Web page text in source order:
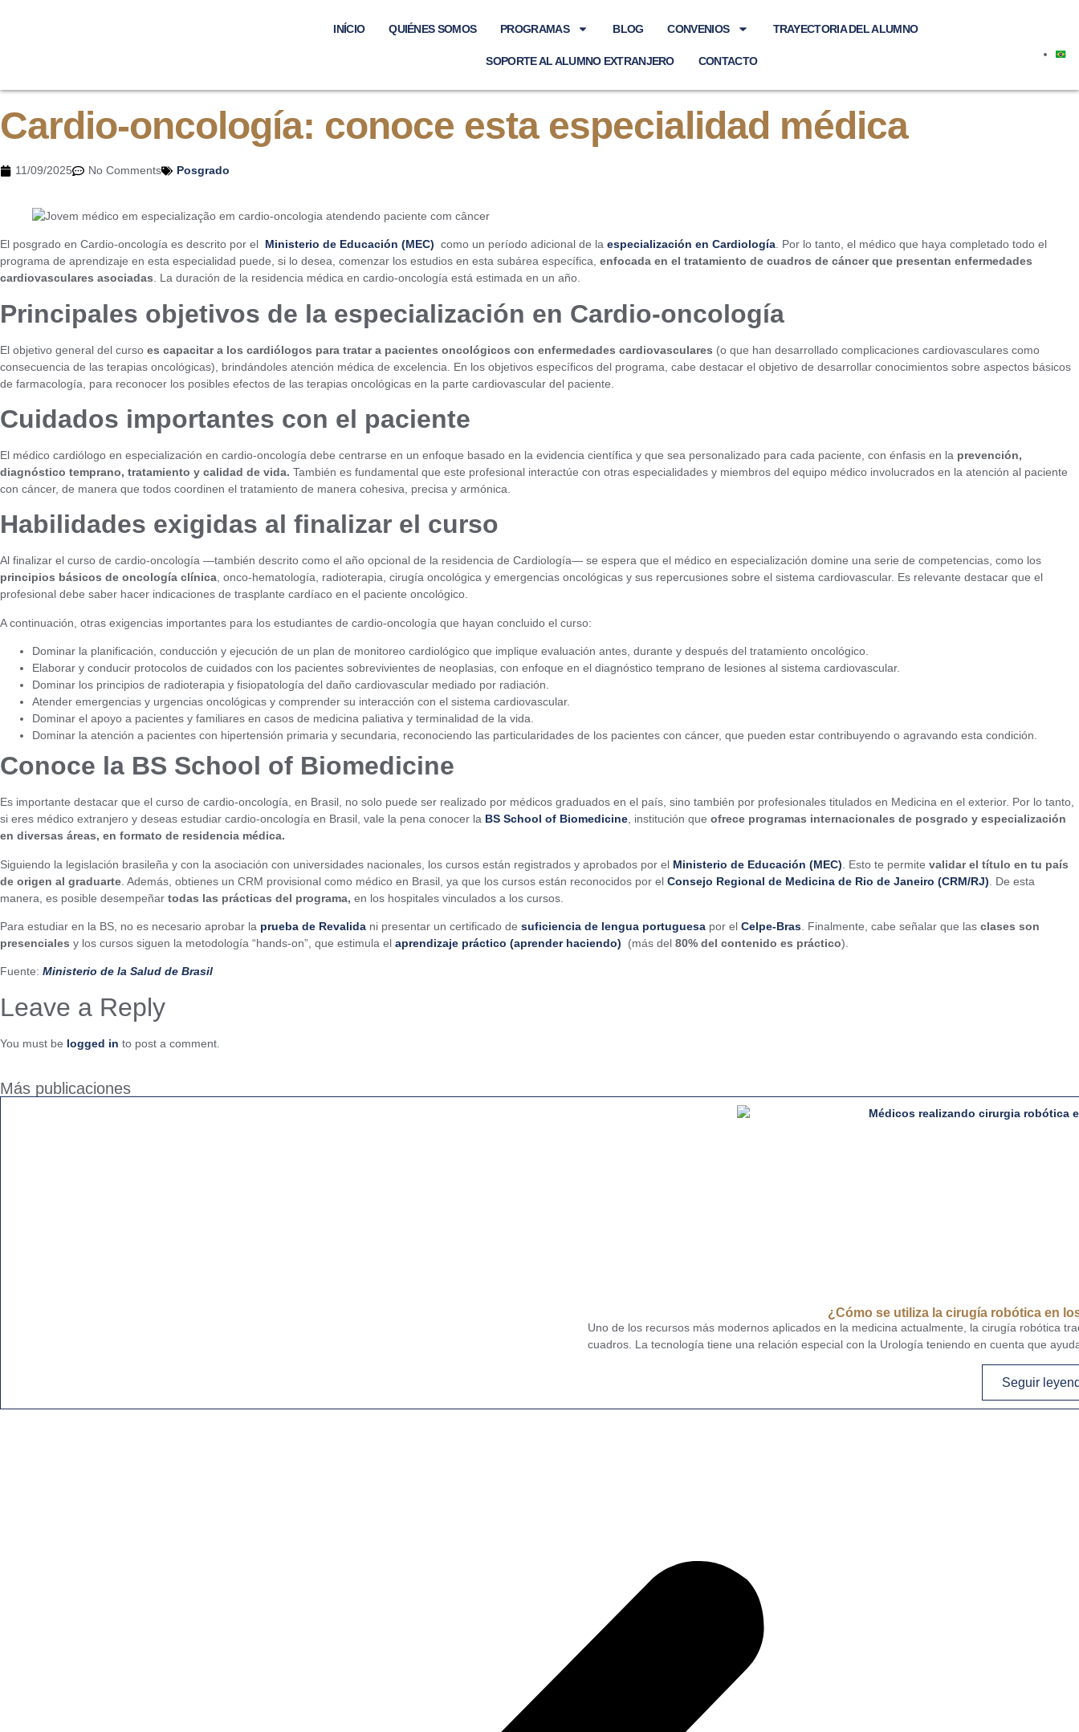
INÍCIO QUIÉNES SOMOS PROGRAMAS BLOG CONVENIOS TRAYECTORIA DEL ALUMNO
SOPORTE AL ALUMNO EXTRANJERO CONTACTO
Cardio-oncología: conoce esta especialidad médica
11/09/2025 No Comments Posgrado
El posgrado en Cardio-oncología es descrito por el Ministerio de Educación (MEC) como un período adicional de la especialización en Cardiología . Por lo tanto, el médico que haya completado todo el
programa de aprendizaje en esta especialidad puede, si lo desea, comenzar los estudios en esta subárea específica, enfocada en el tratamiento de cuadros de cáncer que presentan enfermedades
cardiovasculares asociadas . La duración de la residencia médica en cardio-oncología está estimada en un año.
Principales objetivos de la especialización en Cardio-oncología
El objetivo general del curso es capacitar a los cardiólogos para tratar a pacientes oncológicos con enfermedades cardiovasculares (o que han desarrollado complicaciones cardiovasculares como
consecuencia de las terapias oncológicas), brindándoles atención médica de excelencia. En los objetivos específicos del programa, cabe destacar el objetivo de desarrollar conocimientos sobre aspectos básicos
de farmacología, para reconocer los posibles efectos de las terapias oncológicas en la parte cardiovascular del paciente.
Cuidados importantes con el paciente
El médico cardiólogo en especialización en cardio-oncología debe centrarse en un enfoque basado en la evidencia científica y que sea personalizado para cada paciente, con énfasis en la prevención,
diagnóstico temprano, tratamiento y calidad de vida. También es fundamental que este profesional interactúe con otras especialidades y miembros del equipo médico involucrados en la atención al paciente
con cáncer, de manera que todos coordinen el tratamiento de manera cohesiva, precisa y armónica.
Habilidades exigidas al finalizar el curso
Al finalizar el curso de cardio-oncología —también descrito como el año opcional de la residencia de Cardiología— se espera que el médico en especialización domine una serie de competencias, como los
principios básicos de oncología clínica, onco-hematología, radioterapia, cirugía oncológica y emergencias oncológicas y sus repercusiones sobre el sistema cardiovascular. Es relevante destacar que el
profesional debe saber hacer indicaciones de trasplante cardíaco en el paciente oncológico.
A continuación, otras exigencias importantes para los estudiantes de cardio-oncología que hayan concluido el curso:
Dominar la planificación, conducción y ejecución de un plan de monitoreo cardiológico que implique evaluación antes, durante y después del tratamiento oncológico.
Elaborar y conducir protocolos de cuidados con los pacientes sobrevivientes de neoplasias, con enfoque en el diagnóstico temprano de lesiones al sistema cardiovascular.
Dominar los principios de radioterapia y fisiopatología del daño cardiovascular mediado por radiación.
Atender emergencias y urgencias oncológicas y comprender su interacción con el sistema cardiovascular.
Dominar el apoyo a pacientes y familiares en casos de medicina paliativa y terminalidad de la vida.
Dominar la atención a pacientes con hipertensión primaria y secundaria, reconociendo las particularidades de los pacientes con cáncer, que pueden estar contribuyendo o agravando esta condición.
Conoce la BS School of Biomedicine
Es importante destacar que el curso de cardio-oncología, en Brasil, no solo puede ser realizado por médicos graduados en el país, sino también por profesionales titulados en Medicina en el exterior. Por lo tanto,
si eres médico extranjero y deseas estudiar cardio-oncología en Brasil, vale la pena conocer la BS School of Biomedicine , institución que ofrece programas internacionales de posgrado y especialización
en diversas áreas, en formato de residencia médica.
Siguiendo la legislación brasileña y con la asociación con universidades nacionales, los cursos están registrados y aprobados por el Ministerio de Educación (MEC) . Esto te permite validar el título en tu país
de origen al graduarte . Además, obtienes un CRM provisional como médico en Brasil, ya que los cursos están reconocidos por el Consejo Regional de Medicina de Rio de Janeiro (CRM/RJ) . De esta
manera, es posible desempeñar todas las prácticas del programa, en los hospitales vinculados a los cursos.
Para estudiar en la BS, no es necesario aprobar la prueba de Revalida ni presentar un certificado de suficiencia de lengua portuguesa por el Celpe-Bras . Finalmente, cabe señalar que las clases son
presenciales y los cursos siguen la metodología “hands-on”, que estimula el aprendizaje práctico (aprender haciendo) (más del 80% del contenido es práctico).
Fuente: Ministerio de la Salud de Brasil
Leave a Reply
You must be logged in to post a comment.
Más publicaciones
¿Cómo se utiliza la cirugía robótica en
Uno de los recursos más modernos aplicados en la medicina actualmente, la cirugía robótica
cuadros. La tecnología tiene una relación especial con la Urología teniendo en cuenta que
Seguir